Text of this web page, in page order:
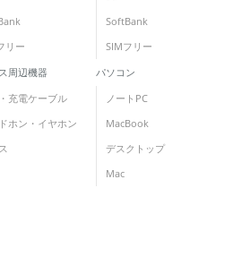
リー
SoftBank
SIMフリー
周辺機器
充電ケーブル
ホン・イヤホン
パソコン
ノートPC
MacBook
デスクトップ
Mac